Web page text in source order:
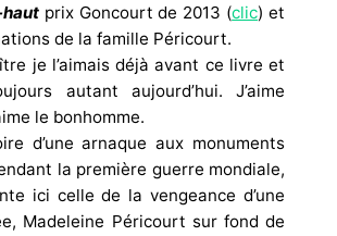
prix Goncourt de 2013 (clic) et
de la famille Péricourt.
je l’aimais déjà avant ce livre et
autant aujourd’hui. J’aime
le bonhomme.
d’une arnaque aux monuments
la première guerre mondiale,
ici celle de la vengeance d’une
Madeleine Péricourt sur fond de